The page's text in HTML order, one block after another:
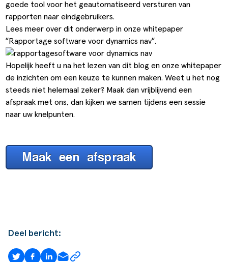
goede tool voor het geautomatiseerd versturen van
rapporten naar eindgebruikers.
Lees meer over dit onderwerp in onze whitepaper
“Rapportage software voor dynamics nav“.
Hopelijk heeft u na het lezen van dit blog en onze whitepaper
de inzichten om een keuze te kunnen maken. Weet u het nog
steeds niet helemaal zeker? Maak dan vrijblijvend een
afspraak met ons, dan kijken we samen tijdens een sessie
naar uw knelpunten.
Deel bericht: